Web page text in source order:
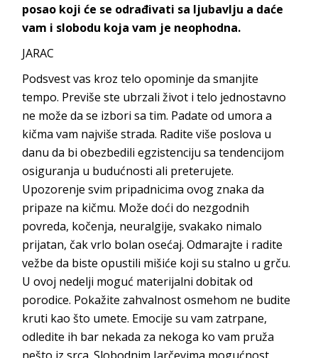
posao koji će se odrađivati sa ljubavlju a daće
vam i slobodu koja vam je neophodna.
JARAC
Podsvest vas kroz telo opominje da smanjite
tempo. Previše ste ubrzali život i telo jednostavno
ne može da se izbori sa tim. Padate od umora a
kičma vam najviše strada. Radite više poslova u
danu da bi obezbedili egzistenciju sa tendencijom
osiguranja u budućnosti ali preterujete.
Upozorenje svim pripadnicima ovog znaka da
pripaze na kičmu. Može doći do nezgodnih
povreda, kočenja, neuralgije, svakako nimalo
prijatan, čak vrlo bolan osećaj. Odmarajte i radite
vežbe da biste opustili mišiće koji su stalno u grču.
U ovoj nedelji moguć materijalni dobitak od
porodice. Pokažite zahvalnost osmehom ne budite
kruti kao što umete. Emocije su vam zatrpane,
odledite ih bar nekada za nekoga ko vam pruža